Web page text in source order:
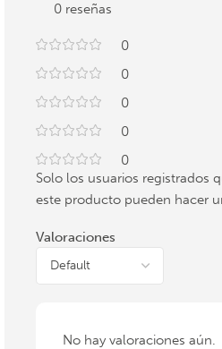
0 reseñas
0
0
0
0
0
Valoraciones
No hay valoraciones aún.
Solo los usuarios registrados
este producto pueden hacer